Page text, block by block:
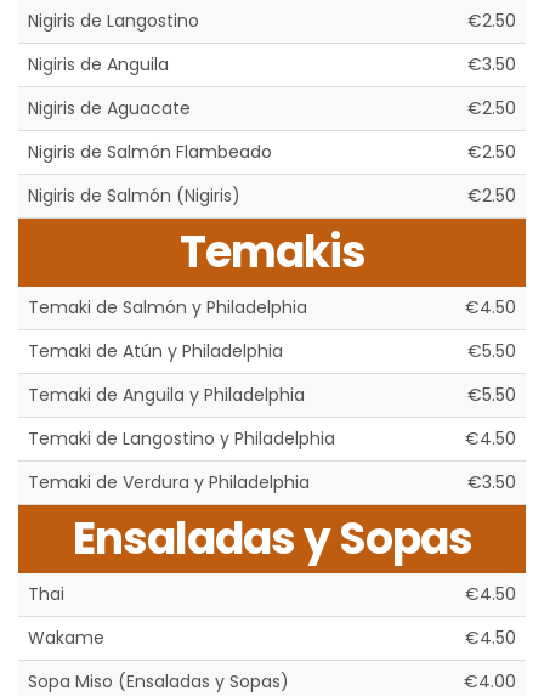
Nigiris de Langostino
€2.50
Nigiris de Anguila
€3.50
Nigiris de Aguacate
€2.50
Nigiris de Salmón Flambeado
€2.50
Nigiris de Salmón (Nigiris)
€2.50
Temakis
Temaki de Salmón y Philadelphia
€4.50
Temaki de Atún y Philadelphia
€5.50
Temaki de Anguila y Philadelphia
€5.50
Temaki de Langostino y Philadelphia
€4.50
Temaki de Verdura y Philadelphia
€3.50
Ensaladas y Sopas
Thai
€4.50
Wakame
€4.50
Sopa Miso (Ensaladas y Sopas)
€4.00